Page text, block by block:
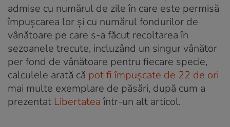
admise cu numărul de zile în care este permisă
împușcarea lor și cu numărul fondurilor de
vânătoare pe care s-a făcut recoltarea în
sezoanele trecute, incluzând un singur vânător
per fond de vânătoare pentru fiecare specie,
calculele arată că pot fi împușcate de 22 de ori
mai multe exemplare de păsări, după cum a
prezentat Libertateaîntr-un alt articol.